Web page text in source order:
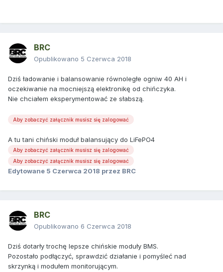
BRC
Opublikowano 5 Czerwca 2018
Dziś ładowanie i balansowanie równoległe ogniw 40 AH i
oczekiwanie na mocniejszą elektronikę od chińczyka.
Nie chciałem eksperymentować ze słabszą.
Aby zobaczyć załącznik musisz się zalogować
A tu tani chiński moduł balansujący do LiFePO4
Aby zobaczyć załącznik musisz się zalogować
Aby zobaczyć załącznik musisz się zalogować
Edytowane 5 Czerwca 2018 przez BRC
BRC
Opublikowano 6 Czerwca 2018
Dziś dotarły trochę lepsze chińskie moduły BMS.
Pozostało podłączyć, sprawdzić działanie i pomyśleć nad
skrzynką i modułem monitorującym.